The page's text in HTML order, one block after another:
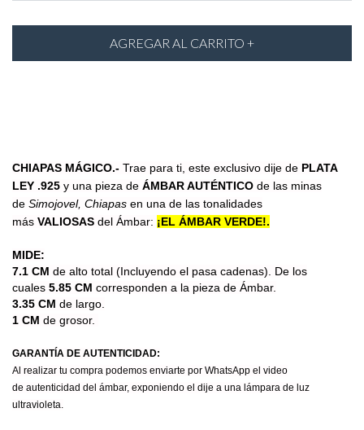
CHIAPAS MÁGICO.- Trae para ti, este exclusivo dije de PLATA
LEY .925 y una pieza de ÁMBAR AUTÉNTICO de las minas
de Simojovel, Chiapas en una de las tonalidades
más VALIOSAS del Ámbar: ¡EL ÁMBAR VERDE!.
MIDE:
7.1 CM de alto total (Incluyendo el pasa cadenas). De los
cuales 5.85 CM corresponden a la pieza de Ámbar.
3.35 CM de largo.
1 CM de grosor.
GARANTÍA DE AUTENTICIDAD:
Al realizar tu compra podemos enviarte por WhatsApp el video
de autenticidad del ámbar, exponiendo el dije a una lámpara de luz
ultravioleta.